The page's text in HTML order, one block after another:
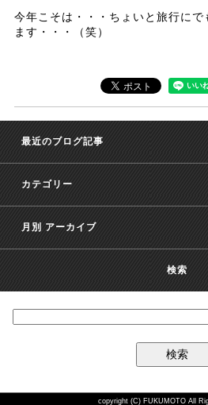
今年こそは・・・ちょいと旅行に
ます・・・（笑）
最近のブログ記事
カテゴリー
月別 アーカイブ
検索
copyright (C) FUKUMOTO All